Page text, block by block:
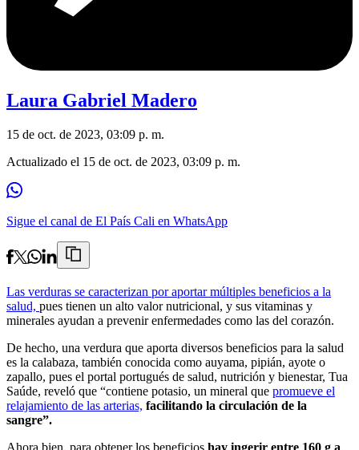
Laura Gabriel Madero
15 de oct. de 2023, 03:09 p. m.
Actualizado el 15 de oct. de 2023, 03:09 p. m.
Sigue el canal de El País Cali en WhatsApp
Las verduras se caracterizan por aportar múltiples beneficios a la
salud, pues tienen un alto valor nutricional, y sus vitaminas y
minerales ayudan a prevenir enfermedades como las del corazón.
De hecho, una verdura que aporta diversos beneficios para la salud
es la calabaza, también conocida como auyama, pipián, ayote o
zapallo, pues el portal portugués de salud, nutrición y bienestar, Tua
Saúde, reveló que “contiene potasio, un mineral que promueve el
relajamiento de las arterias, facilitando la circulación de la
sangre”.